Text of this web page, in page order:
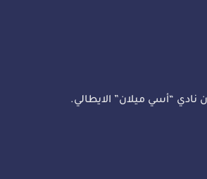
نادي “أسي ميلان” الايطالي.